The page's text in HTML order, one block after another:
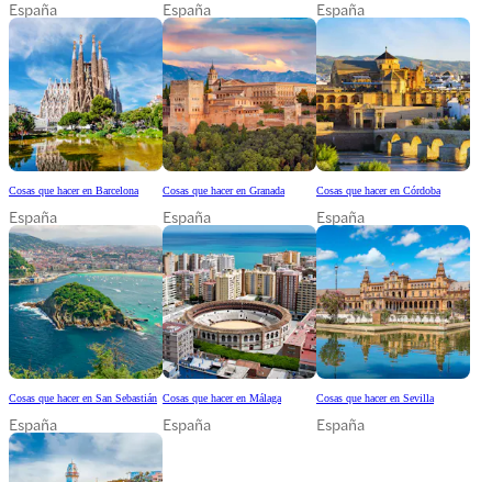
España España España
Cosas que hacer en Barcelona
España
Cosas que hacer en Granada
España
Cosas que hacer en Córdoba
España
Cosas que hacer en San Sebastián
España
Cosas que hacer en Málaga
España
Cosas que hacer en Sevilla
España